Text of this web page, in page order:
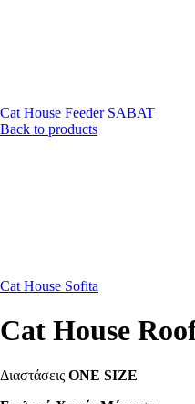
Cat House Feeder SABAT
Back to products
Cat House Sofita
Cat House
Διαστάσεις ONE SIZE